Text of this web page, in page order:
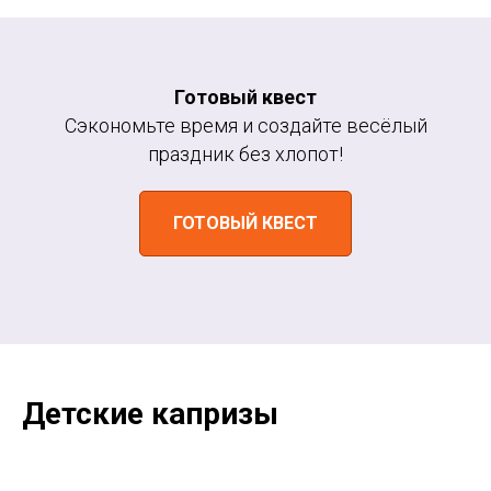
Готовый квест
Сэкономьте время и создайте весёлый
праздник без хлопот!
ГОТОВЫЙ КВЕСТ
Детские капризы